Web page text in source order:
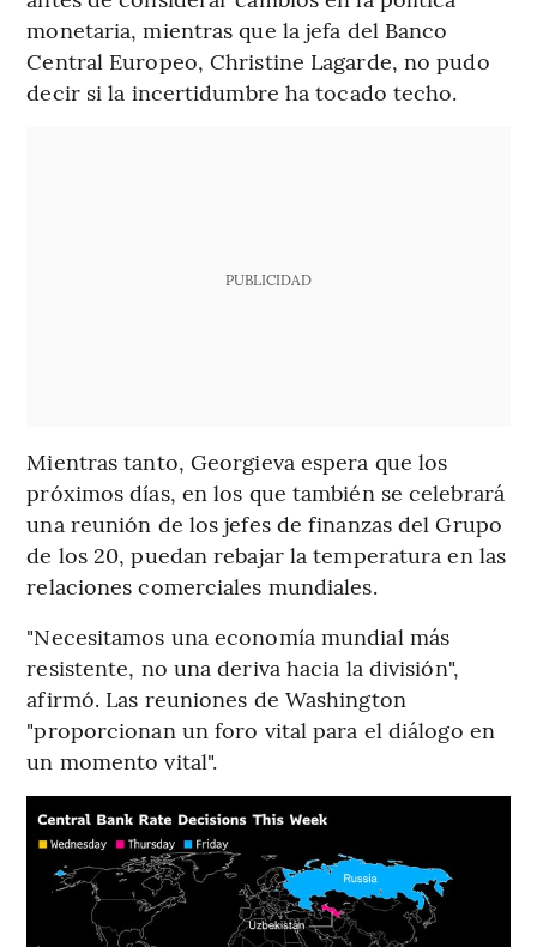
monetaria, mientras que la jefa del Banco
Central Europeo, Christine Lagarde, no pudo
decir si la incertidumbre ha tocado techo.
PUBLICIDAD
Mientras tanto, Georgieva espera que los
próximos días, en los que también se celebrará
una reunión de los jefes de finanzas del Grupo
de los 20, puedan rebajar la temperatura en las
relaciones comerciales mundiales.
"Necesitamos una economía mundial más
resistente, no una deriva hacia la división",
afirmó. Las reuniones de Washington
"proporcionan un foro vital para el diálogo en
un momento vital".